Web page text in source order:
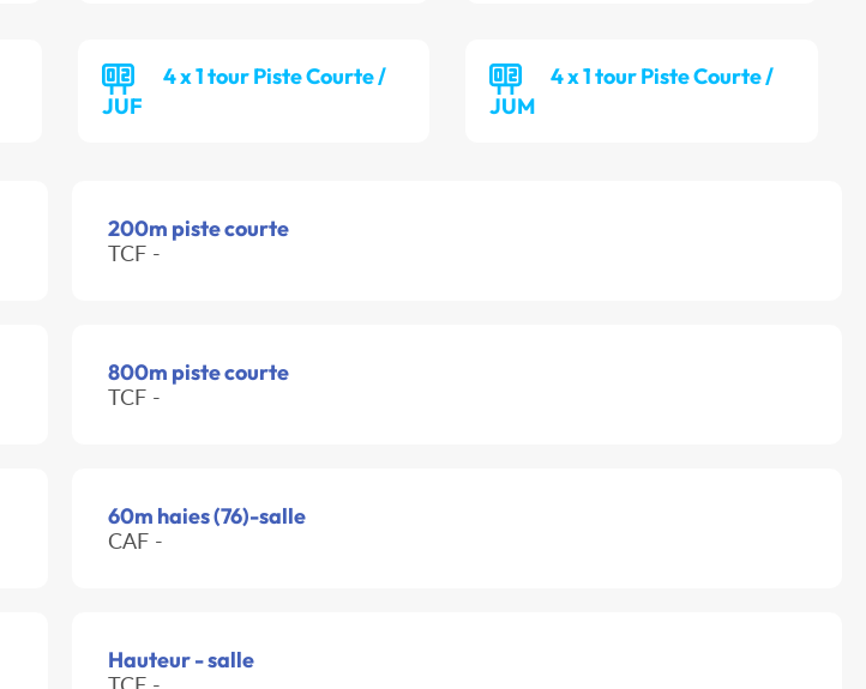
4 x 1 tour Piste Courte /
JUF
4 x 1 tour Piste Courte /
JUM
200m piste courte
TCF -
800m piste courte
TCF -
60m haies (76)-salle
CAF -
Hauteur - salle